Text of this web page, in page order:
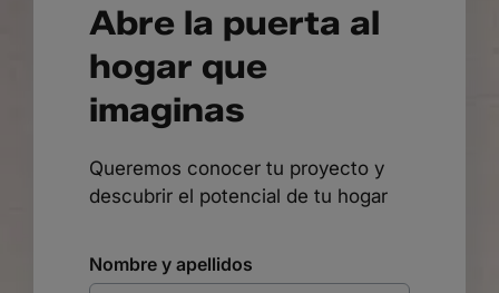
Abre la puerta al
hogar que
imaginas
Queremos conocer tu proyecto y
descubrir el potencial de tu hogar
Nombre y apellidos